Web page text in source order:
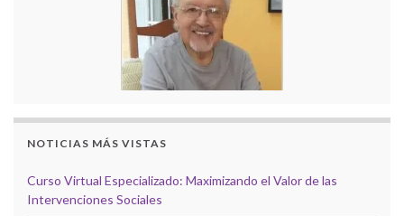
NOTICIAS MÁS VISTAS
Curso Virtual Especializado: Maximizando el Valor de las
Intervenciones Sociales